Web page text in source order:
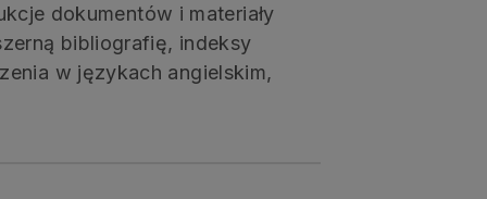
dokumentów i materiały
bibliografię, indeksy
w językach angielskim,